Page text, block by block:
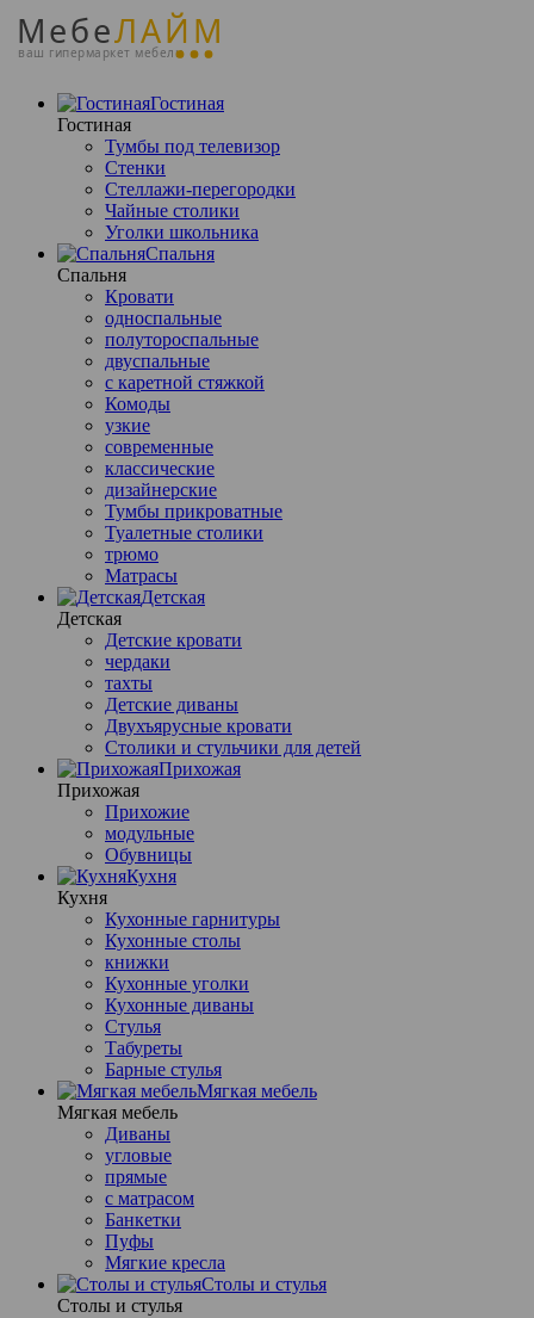
МебеЛАЙМ
ваш гипермаркет мебели
Гостиная
Гостиная
Тумбы под телевизор
Стенки
Стеллажи-перегородки
Чайные столики
Уголки школьника
Спальня
Спальня
Кровати
односпальные
полутороспальные
двуспальные
с каретной стяжкой
Комоды
узкие
современные
классические
дизайнерские
Тумбы прикроватные
Туалетные столики
трюмо
Матрасы
Детская
Детская
Детские кровати
чердаки
тахты
Детские диваны
Двухъярусные кровати
Столики и стульчики для детей
Прихожая
Прихожая
Прихожие
модульные
Обувницы
Кухня
Кухня
Кухонные гарнитуры
Кухонные столы
книжки
Кухонные уголки
Кухонные диваны
Стулья
Табуреты
Барные стулья
Мягкая мебель
Мягкая мебель
Диваны
угловые
прямые
с матрасом
Банкетки
Пуфы
Мягкие кресла
Столы и стулья
Столы и стулья